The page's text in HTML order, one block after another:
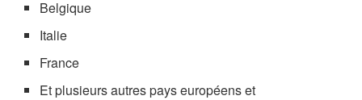
Belgique
Italie
France
Et plusieurs autres pays européens et